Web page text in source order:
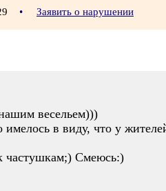
• Заявить о нарушении
весельем)))
в виду, что у
частушкам;) Смеюсь:)